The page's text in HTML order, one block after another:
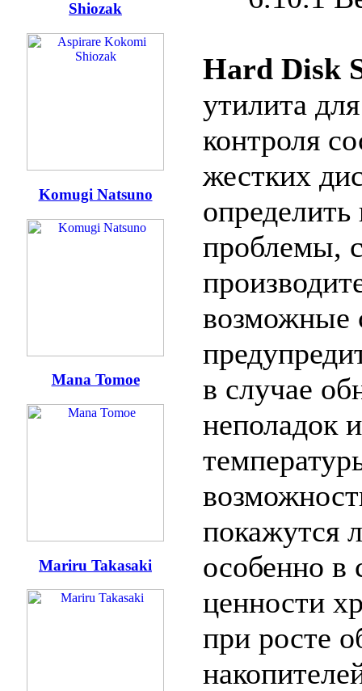
Shiozak
Komugi Natsuno
Mana Tomoe
Mariru Takasaki
Hard Disk
утилита
контроля
жестких
проблемы,
возможные
в случае
неполадок
покажутся
особенно в
ценности
при росте